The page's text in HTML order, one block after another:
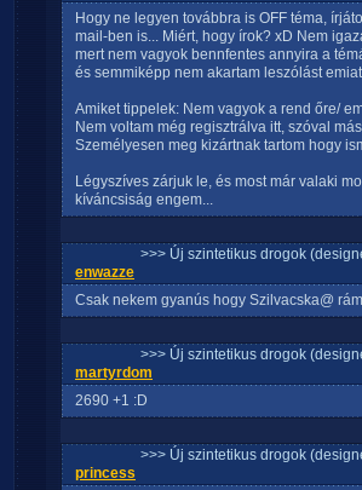
Hogy ne legyen továbbra is OFF téma,
mail-ben is... Miért, hogy írok? xD Nem
mert nem vagyok bennfentes annyira a
és semmiképp nem akartam leszólást
Amiket tippelek: Nem vagyok a rend őre/
Nem voltam még regisztrálva itt, szóval
Személyesen meg kizártnak tartom hogy
Légyszíves zárjuk le, és most már valaki
kíváncsiság engem...
>>> Új szintetikus drogok
enwazze
Csak nekem gyanús hogy Szilvacska@
>>> Új szintetikus drogok
martyrdom
2690 +1 :D
>>> Új szintetikus drogok
princess